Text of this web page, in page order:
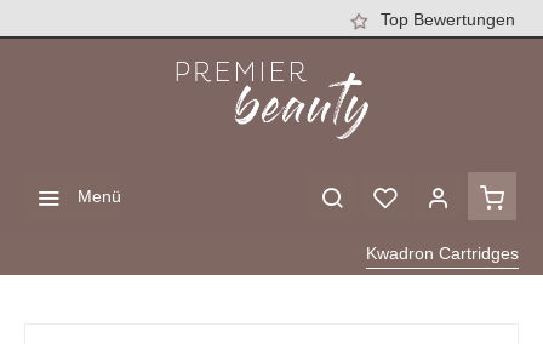
Top Bewertungen
Menü
Kwadron Cartridges